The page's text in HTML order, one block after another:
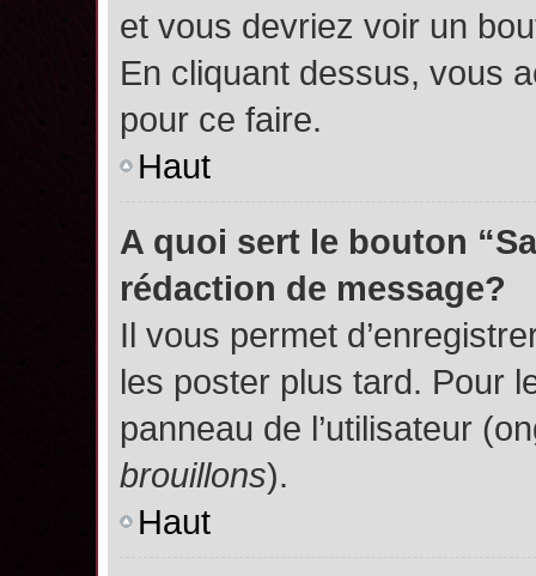
et vous devriez voir un
En cliquant dessus, vous
pour ce faire.
Haut
A quoi sert le bouton
rédaction de message?
Il vous permet
les poster plus tard. Pour
panneau de l’utilisateur
brouillons).
Haut